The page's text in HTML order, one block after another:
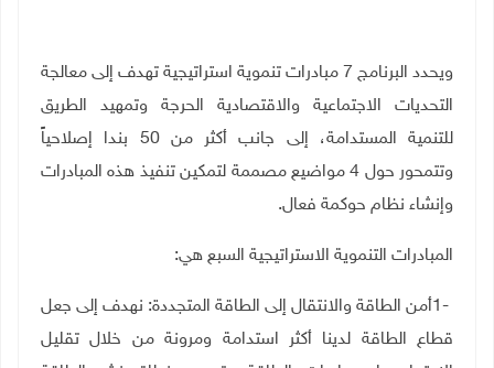
ويحدد البرنامج 7 مبادرات تنموية استراتيجية تهدف إلى معالجة
التحديات الاجتماعية والاقتصادية الحرجة وتمهيد الطريق
للتنمية المستدامة، إلى جانب أكثر من 50 بندا إصلاحياً
وتتمحور حول 4 مواضيع مصممة لتمكين تنفيذ هذه المبادرات
وإنشاء نظام حوكمة فعال.
المبادرات التنموية الاستراتيجية السبع هي:
1-أمن الطاقة والانتقال إلى الطاقة المتجددة: نهدف إلى جعل
قطاع الطاقة لدينا أكثر استدامة ومرونة من خلال تقليل